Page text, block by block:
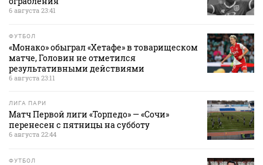
6 августа 23:41
ФУТБОЛ
«Монако» обыграл «Хетафе» в товарищеском
матче, Головин не отметился
результативными действиями
6 августа 23:11
ЛИГА ПАРИ
Матч Первой лиги «Торпедо» — «Сочи»
перенесен с пятницы на субботу
6 августа 22:44
ФУТБОЛ